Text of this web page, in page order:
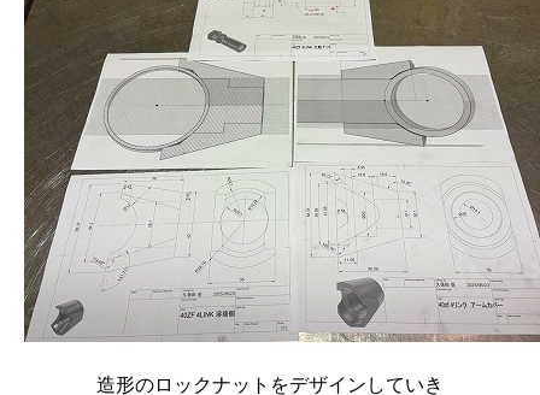
造形のロックナットをデザインしていき